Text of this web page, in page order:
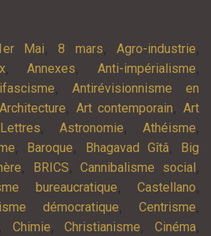
Mai,8 mars, Agro-industrie,
,Annexes,Anti-impérialisme,
, Antirévisionnisme en
Architecture, Art contemporain,Art
, Astronomie,Athéisme,
, Baroque, Bhagavad Gîtâ, Big
, BRICS,Cannibalisme social,
bureaucratique,Castellano,
démocratique,Centrisme,
, Chimie,Christianisme, Cinéma,